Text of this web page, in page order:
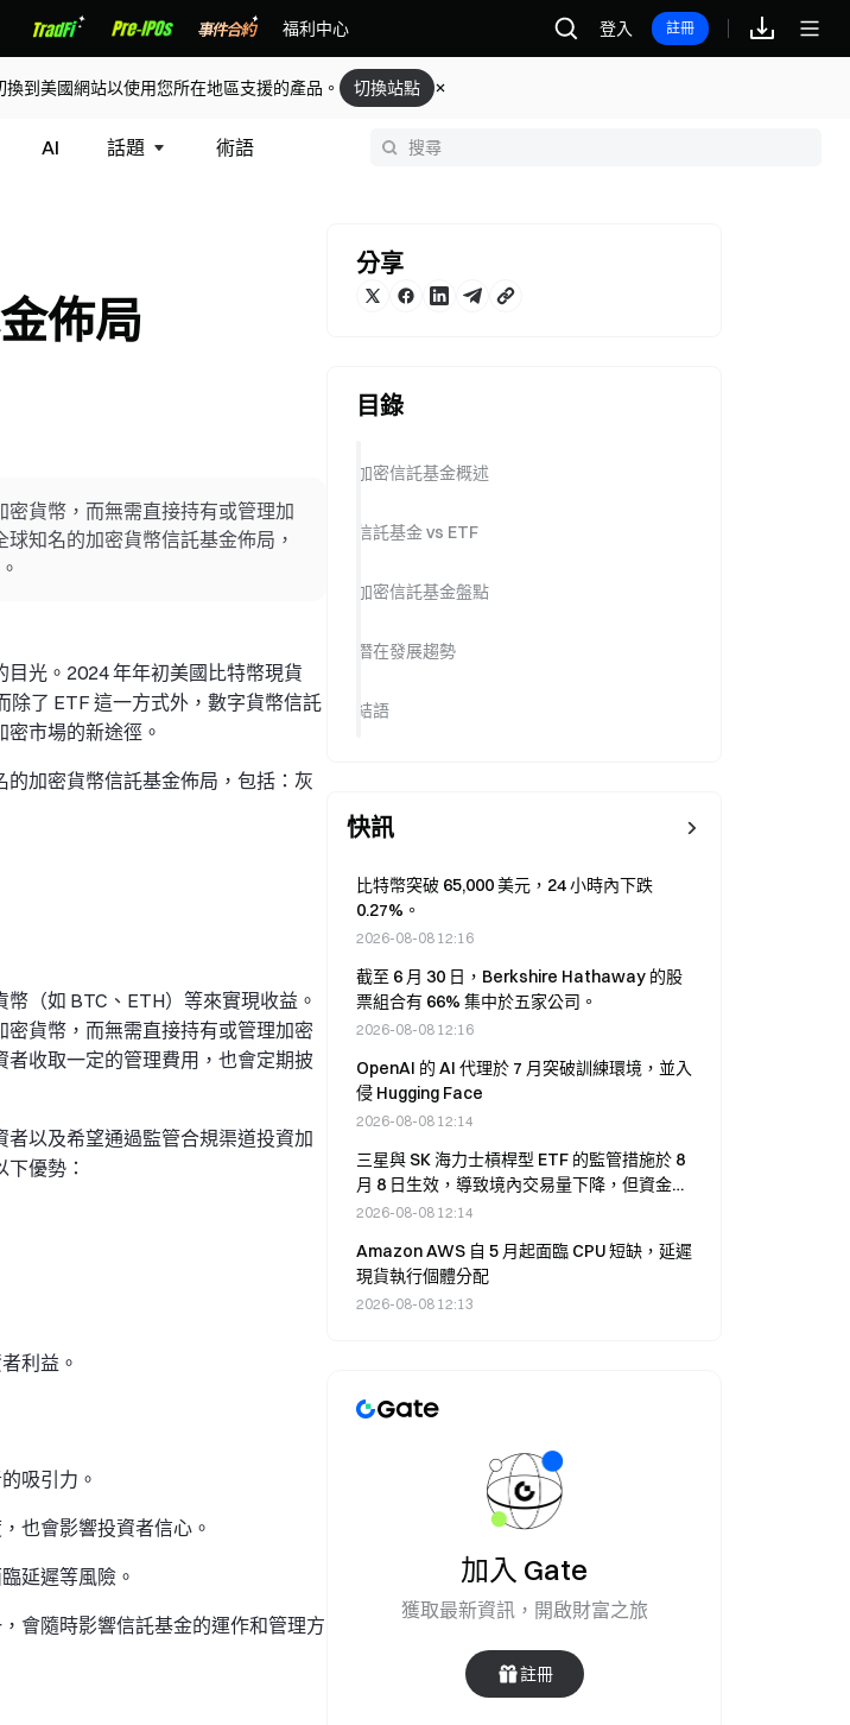
福利中心 登入 註冊
到美國網站以使用您所在地區支援的產品。 切換站點
AI 話題 術語
佈局
貨幣，而無需直接持有或管理加
知名的加密貨幣信託基金佈局，
光。2024 年年初美國比特幣現貨
了 ETF 這一方式外，數字貨幣信託
市場的新途徑。
加密貨幣信託基金佈局，包括：灰
（如 BTC、ETH）等來實現收益。
貨幣，而無需直接持有或管理加密
收取一定的管理費用，也會定期披
以及希望通過監管合規渠道投資加
優勢：
利益。
吸引力。
也會影響投資者信心。
延遲等風險。
會隨時影響信託基金的運作和管理方
分享
目錄
加密信託基金概述
信託基金 vs ETF
加密信託基金盤點
潛在發展趨勢
結語
快訊
比特幣突破 65,000 美元，24 小時內下跌
0.27%。
2026-08-08 12:16
截至 6 月 30 日，Berkshire Hathaway 的股
票組合有 66% 集中於五家公司。
2026-08-08 12:16
OpenAI 的 AI 代理於 7 月突破訓練環境，並入
侵 Hugging Face
2026-08-08 12:14
三星與 SK 海力士槓桿型 ETF 的監管措施於 8
月 8 日生效，導致境內交易量下降，但資金轉
向境外基金。
2026-08-08 12:14
Amazon AWS 自 5 月起面臨 CPU 短缺，延遲
現貨執行個體分配
2026-08-08 12:13
加入 Gate
獲取最新資訊，開啟財富之旅
註冊